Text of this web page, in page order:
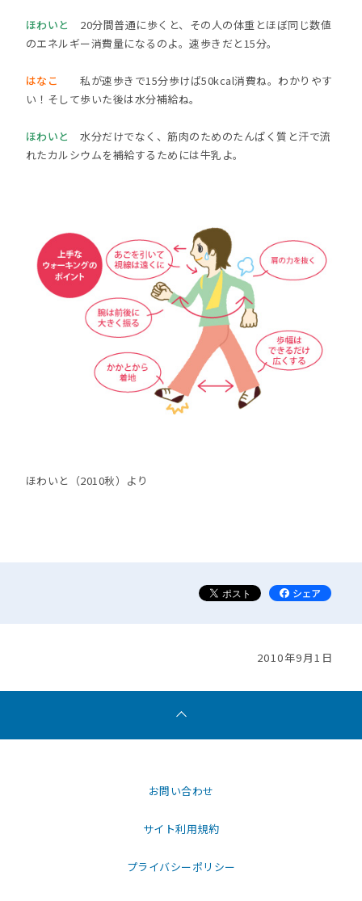
ほわいと
20分間普通に歩くと、その人の体重とほぼ同じ数値
のエネルギー消費量になるのよ。速歩きだと15分。
はなこ
私が速歩きで15分歩けば50kcal消費ね。わかりやす
い！そして歩いた後は水分補給ね。
ほわいと
水分だけでなく、筋肉のためのたんぱく質と汗で流
れたカルシウムを補給するためには牛乳よ。
ほわいと（2010秋）より
2010年9月1日
お問い合わせ
サイト利用規約
プライバシーポリシー